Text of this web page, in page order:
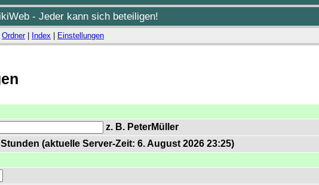
- Jeder kann sich beteiligen!
Ordner| Index Einstellungen
z. B. PeterMüller
Stunden (aktuelle Server-Zeit: 6. August 2026 23:25)